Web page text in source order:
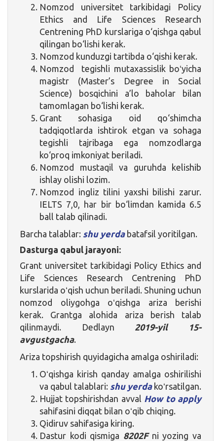
Nomzod universitet tarkibidagi Policy
Ethics and Life Sciences Research
Centrening PhD kurslariga o‘qishga qabul
qilingan bo‘lishi kerak.
Nomzod kunduzgi tartibda o‘qishi kerak.
Nomzod tegishli mutaxassislik boʻyicha
magistr (Master’s Degree in Social
Science) bosqichini a’lo baholar bilan
tamomlagan bo‘lishi kerak.
Grant sohasiga oid qo‘shimcha
tadqiqotlarda ishtirok etgan va sohaga
tegishli tajribaga ega nomzodlarga
ko‘proq imkoniyat beriladi.
Nomzod mustaqil va guruhda kelishib
ishlay olishi lozim.
Nomzod ingliz tilini yaxshi bilishi zarur.
IELTS 7,0, har bir bo‘limdan kamida 6.5
ball talab qilinadi.
Barcha talablar: shu yerdabatafsil yoritilgan.
Dasturga qabul jarayoni:
Grant universitet tarkibidagi Policy Ethics and
Life Sciences Research Centrening PhD
kurslarida oʻqish uchun beriladi. Shuning uchun
nomzod oliygohga oʻqishga ariza berishi
kerak. Grantga alohida ariza berish talab
qilinmaydi. Dedlayn 2019-yil 15-
avgustgacha.
Ariza topshirish quyidagicha amalga oshiriladi:
Oʻqishga kirish qanday amalga oshirilishi
va qabul talablari: shu yerdakoʻrsatilgan.
Hujjat topshirishdan avval How to apply
sahifasini diqqat bilan oʻqib chiqing.
Qidiruv sahifasiga kiring.
Dastur kodi qismiga 8202Fni yozing va